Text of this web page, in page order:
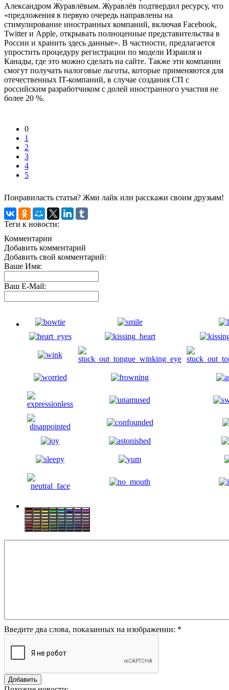
Александром Журавлёвым. Журавлёв подтвердил ресурсу, что
«предложения в первую очередь направлены на
стимулирование иностранных компаний, включая Facebook,
Twitter и Apple, открывать полноценные представительства в
России и хранить здесь данные». В частности, предлагается
упростить процедуру регистрации по модели Израиля и
Канады, где это можно сделать на сайте. Также эти компании
смогут получать налоговые льготы, которые применяются для
отечественных IT-компаний, в случае создания СП с
российским разработчиком с долей иностранного участия не
более 20 %.
0
1
2
3
4
5
Понравиласть статья? Жми лайк или расскажи своим друзьям!
Теги к новости:
Комментарии
Добавить комментарий
Добавить свой комментарий:
Ваше Имя:
Ваш E-Mail:
Введите два слова, показанных на изображении: *